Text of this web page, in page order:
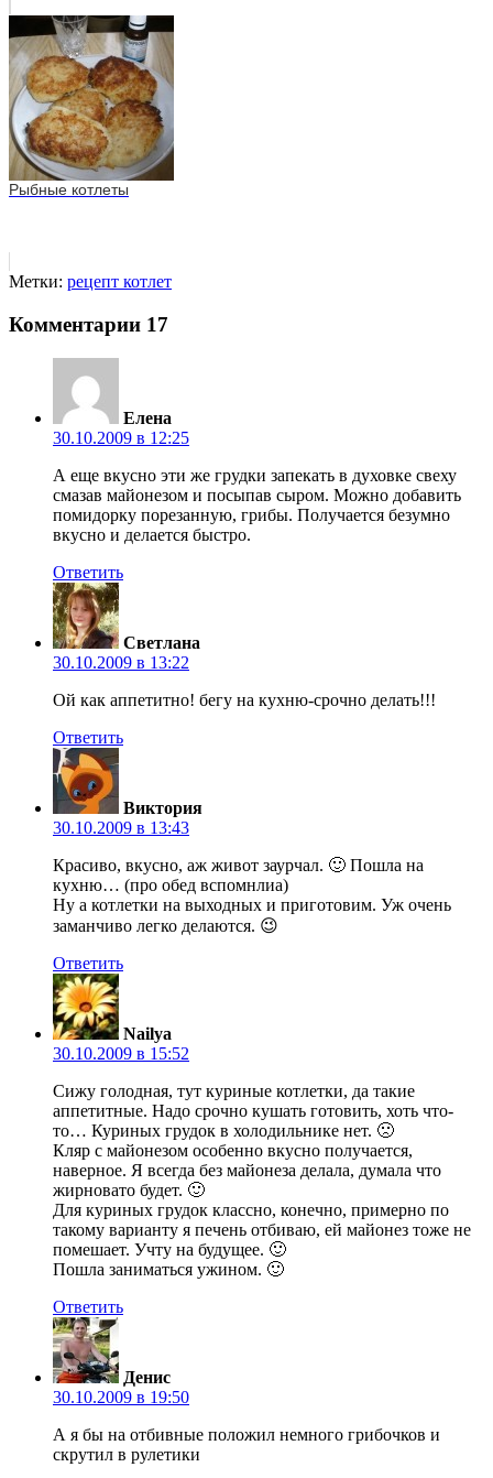
Рыбные котлеты
Метки: рецепт котлет
Комментарии 17
Елена
30.10.2009 в 12:25
А еще вкусно эти же грудки запекать в духовке свеху
смазав майонезом и посыпав сыром. Можно добавить
помидорку порезанную, грибы. Получается безумно
вкусно и делается быстро.
Ответить
Светлана
30.10.2009 в 13:22
Ой как аппетитно! бегу на кухню-срочно делать!!!
Ответить
Виктория
30.10.2009 в 13:43
Красиво, вкусно, аж живот заурчал. 🙂 Пошла на
кухню… (про обед вспомнлиа)
Ну а котлетки на выходных и приготовим. Уж очень
заманчиво легко делаются. 😉
Ответить
Nailya
30.10.2009 в 15:52
Сижу голодная, тут куриные котлетки, да такие
аппетитные. Надо срочно кушать готовить, хоть что-
то… Куриных грудок в холодильнике нет. 🙁
Кляр с майонезом особенно вкусно получается,
наверное. Я всегда без майонеза делала, думала что
жирновато будет. 🙂
Для куриных грудок классно, конечно, примерно по
такому варианту я печень отбиваю, ей майонез тоже не
помешает. Учту на будущее. 🙂
Пошла заниматься ужином. 🙂
Ответить
Денис
30.10.2009 в 19:50
А я бы на отбивные положил немного грибочков и
скрутил в рулетики